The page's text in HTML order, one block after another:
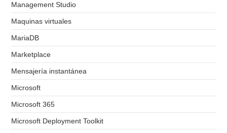
Management Studio
Maquinas virtuales
MariaDB
Marketplace
Mensajería instantánea
Microsoft
Microsoft 365
Microsoft Deployment Toolkit